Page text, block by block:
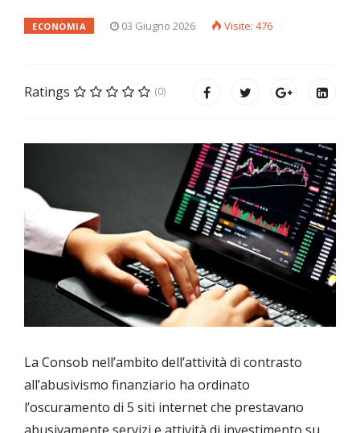
ECONOMIA 03 Giugno 2026 Visite: 476
Ratings (0)
La Consob nell’ambito dell’attività di contrasto
all’abusivismo finanziario ha ordinato
l’oscuramento di 5 siti internet che prestavano